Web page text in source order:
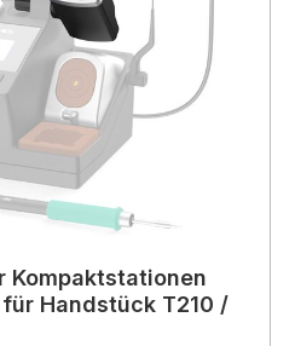
Kompaktstationen
für Handstück T210 /